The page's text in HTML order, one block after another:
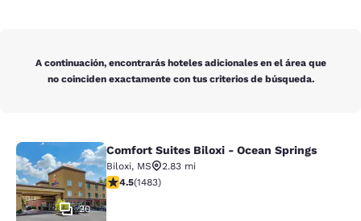
A continuación, encontrarás hoteles adicionales en el área que
no coinciden exactamente con tus criterios de búsqueda.
Comfort Suites Biloxi - Ocean
20
Comfort Suites Biloxi - Ocean Springs
Biloxi, MS
2.83 mi
calificación de 4.45 estrellas. Excelente. 1483 reseñas
4.5(1483)